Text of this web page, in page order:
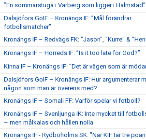
”En sommarstuga i Varberg som ligger i Halmstad”
Dalsjöfors GoIF – Kronängs IF: ”Mål förändrar
fotbollsmatcher”
Kronängs IF – Redvägs FK: "Jason", "Kurre" &
Kronängs IF – Horreds IF: ”Is it too late for God?”
Kinna IF – Kronängs IF: ”Det är vägen som är
Dalsjöfors GoIF – Kronängs IF: Hur argumenterar
någon som man är överens med?
Kronängs IF – Somali FF: Varför spelar vi fotboll?
Kronängs IF – Svenljunga IK: Inte mycket till
– men målkalas och hållen nolla
Kronängs IF - Rydboholms SK: "När KIF tar tre